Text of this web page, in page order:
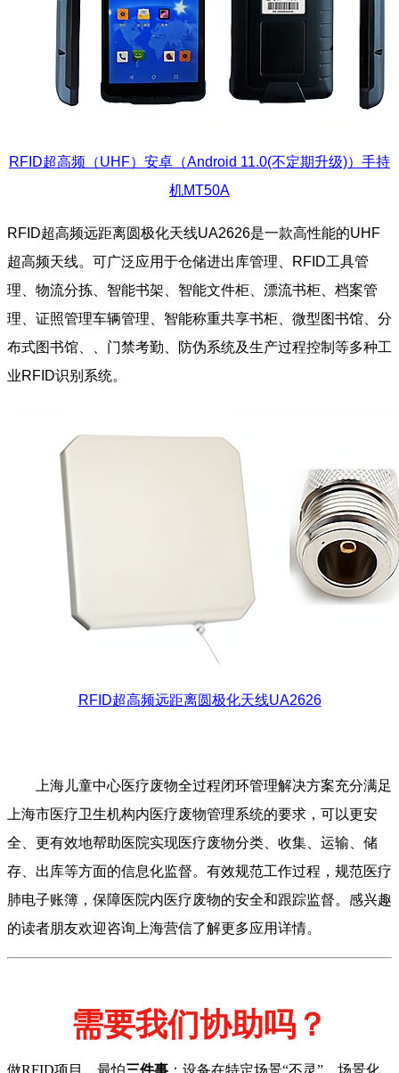
RFID超高频（UHF）安卓（Android 11.0(不定期升级)）手持
机MT50A
RFID超高频远距离圆极化天线UA2626是一款高性能的UHF
超高频天线。可广泛应用于仓储进出库管理、RFID工具管
理、物流分拣、智能书架、智能文件柜、漂流书柜、档案管
理、证照管理车辆管理、智能称重共享书柜、微型图书馆、分
布式图书馆、、门禁考勤、防伪系统及生产过程控制等多种工
业RFID识别系统。
RFID超高频远距离圆极化天线UA2626
上海儿童中心医疗废物全过程闭环管理解决方案充分满足
上海市医疗卫生机构内医疗废物管理系统的要求，可以更安
全、更有效地帮助医院实现医疗废物分类、收集、运输、储
存、出库等方面的信息化监督。有效规范工作过程，规范医疗
肺电子账簿，保障医院内医疗废物的安全和跟踪监督。感兴趣
的读者朋友欢迎咨询上海营信了解更多应用详情。
需要我们协助吗？
做RFID项目，最怕三件事 ：设备在特定场景“不灵”、场景化